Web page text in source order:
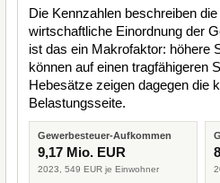
Die Kennzahlen beschreiben
wirtschaftliche Einordnung der
ist das ein Makrofaktor: höhere
können auf einen tragfähigeren
Hebesätze zeigen dagegen die
Belastungsseite.
Gewerbesteuer-Aufkommen
9,17 Mio. EUR
2023, 549 EUR je Einwohner